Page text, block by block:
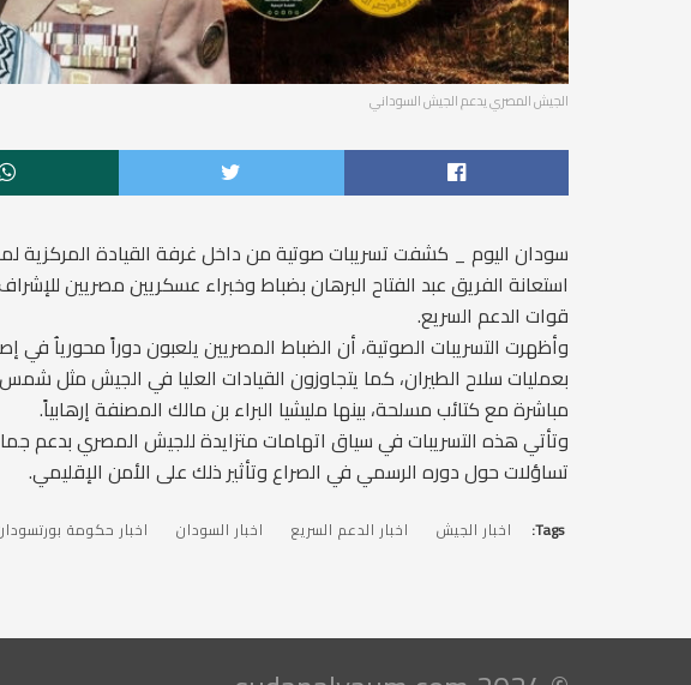
الجيش المصري يدعم الجيش السوداني
سودان اليوم _ كشفت تسريبات صوتية من داخل غرفة القيادة المركزية
استعانة الفريق عبد الفتاح البرهان بضباط وخبراء عسكريين مصريين
قوات الدعم السريع.
وأظهرت التسريبات الصوتية، أن الضباط المصريين يلعبون دوراً محورياُ في
بعمليات سلاح الطيران، كما يتجاوزون القيادات العليا في الجيش مثل
مباشرة مع كتائب مسلحة، بينها مليشيا البراء بن مالك المصنفة إرهابياً.
وتأتي هذه التسريبات في سياق اتهامات متزايدة للجيش المصري بدعم
تساؤلات حول دوره الرسمي في الصراع وتأثير ذلك على الأمن الإقليمي.
Tags: اخبار الجيش اخبار الدعم السريع اخبار السودان اخبار حكومة